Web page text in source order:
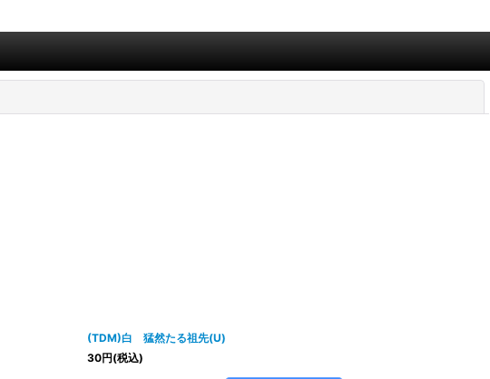
(TDM)白 猛然たる祖先(U)
30円(税込)